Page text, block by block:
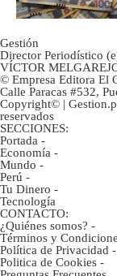
Gestión
Director Periodístico
VÍCTOR
© Empresa Editora El
Calle Paracas #532,
Copyright© |
reservados
SECCIONES:
Portada -
Economía -
Mundo -
Perú -
Tu Dinero -
Tecnología
CONTACTO:
¿Quiénes somos? -
Términos y
Política de Privacidad -
Politica de Cookies -